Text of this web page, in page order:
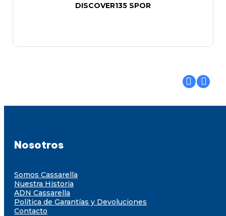
DISCOVER135 SPOR
Nosotros
Somos Cassarella
Nuestra Historia
ADN Cassarella
Política de Garantías y Devoluciones
Contacto